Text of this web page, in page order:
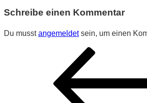
Schreibe einen Kommentar
Du musstangemeldetsein, um einen
Beitragsnavigation